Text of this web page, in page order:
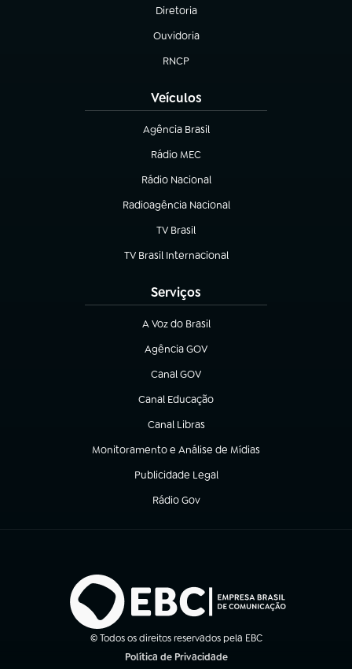
Diretoria
(abre em nova aba)
Ouvidoria
(abre em nova aba)
RNCP
(abre em nova aba)
Veículos
Agência Brasil
(abre em nova aba)
Rádio MEC
(abre em nova aba)
Rádio Nacional
Radioagência Nacional
(abre em nova aba)
TV Brasil
(abre em nova aba)
TV Brasil Internacional
(abre em nova aba)
Serviços
A Voz do Brasil
(abre em nova aba)
Agência GOV
(abre em nova aba)
Canal GOV
(abre em nova aba)
Canal Educação
(abre em nova aba)
Canal Libras
(abre em nova aba)
Monitoramento e Análise de Mídias
(abre em nova aba)
Publicidade Legal
(abre em nova aba)
Rádio Gov
(abre em nova aba)
© Todos os direitos reservados pela EBC
Política de Privacidade